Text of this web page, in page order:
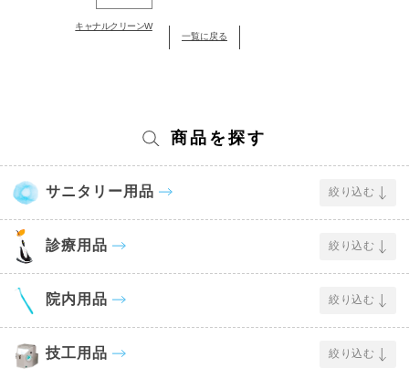
キャナルクリーンW
一覧に戻る
商品を探す
サニタリー用品 絞り込む
診療用品 絞り込む
院内用品 絞り込む
技工用品 絞り込む